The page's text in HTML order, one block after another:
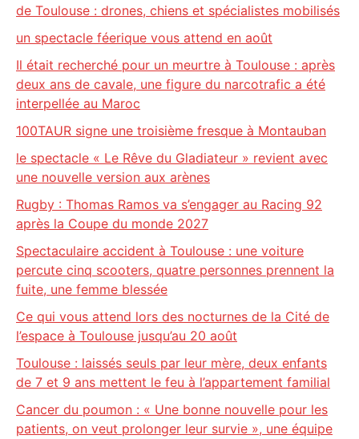
de Toulouse : drones, chiens et spécialistes mobilisés
un spectacle féerique vous attend en août
Il était recherché pour un meurtre à Toulouse : après
deux ans de cavale, une figure du narcotrafic a été
interpellée au Maroc
100TAUR signe une troisième fresque à Montauban
le spectacle « Le Rêve du Gladiateur » revient avec
une nouvelle version aux arènes
Rugby : Thomas Ramos va s’engager au Racing 92
après la Coupe du monde 2027
Spectaculaire accident à Toulouse : une voiture
percute cinq scooters, quatre personnes prennent la
fuite, une femme blessée
Ce qui vous attend lors des nocturnes de la Cité de
l’espace à Toulouse jusqu’au 20 août
Toulouse : laissés seuls par leur mère, deux enfants
de 7 et 9 ans mettent le feu à l’appartement familial
Cancer du poumon : « Une bonne nouvelle pour les
patients, on veut prolonger leur survie », une équipe